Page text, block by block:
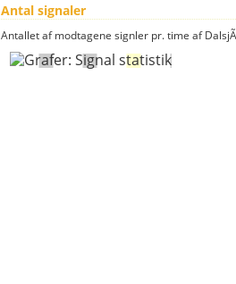
Antal signaler
Antallet af modtagene signler pr. time af